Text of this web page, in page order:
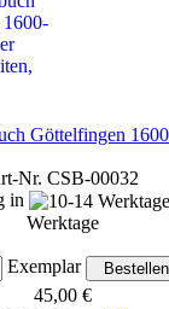
Göttelfingen
Nr. CSB-00032
in
Werktage
Exemplar
45,00 €